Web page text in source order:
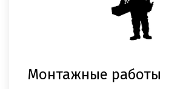
Монтажные работы